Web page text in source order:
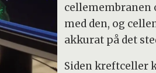
cellemembranen
med den, og
akkurat på det
Siden kreftceller